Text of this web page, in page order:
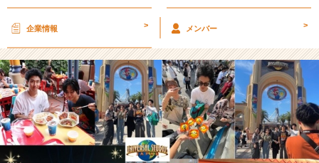
遊
行
き
ま
し
た
♪
【株
式
企業情報 > メンバー >